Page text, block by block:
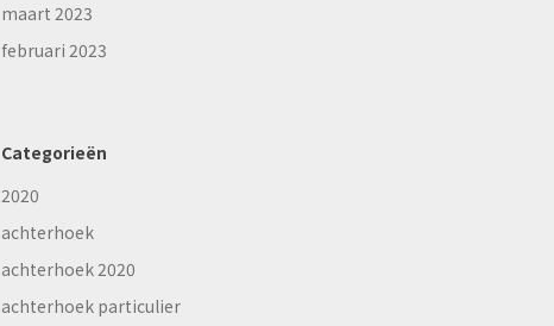
maart 2023
februari 2023
Categorieën
2020
achterhoek
achterhoek 2020
achterhoek particulier